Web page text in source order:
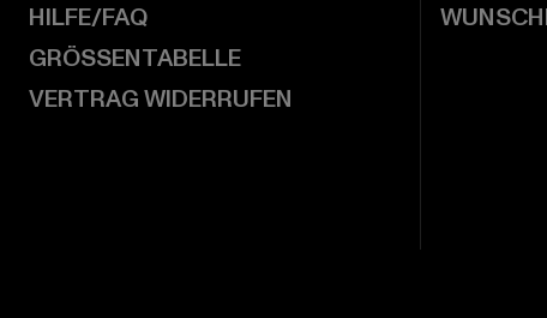
HILFE/FAQ
GRÖSSENTABELLE
VERTRAG WIDERRUFEN